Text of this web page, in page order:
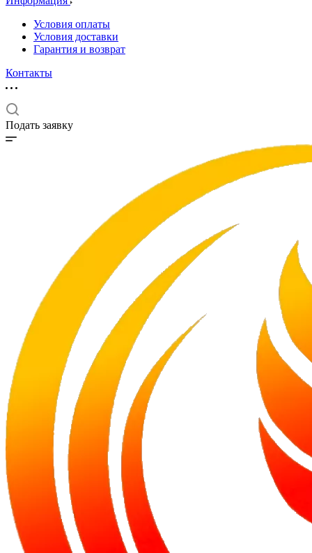
Условия оплаты
Условия доставки
Гарантия и возврат
Контакты
Подать заявку